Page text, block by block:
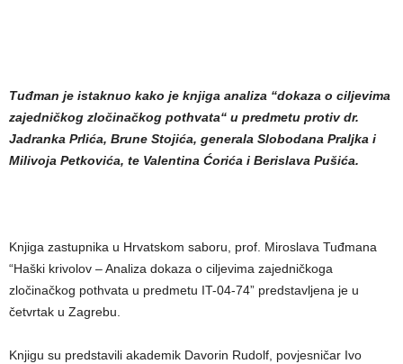
Tuđman je istaknuo kako je knjiga analiza “dokaza o ciljevima
zajedničkog zločinačkog pothvata“ u predmetu protiv dr.
Jadranka Prlića, Brune Stojića, generala Slobodana Praljka i
Milivoja Petkovića, te Valentina Ćorića i Berislava Pušića.
Knjiga zastupnika u Hrvatskom saboru, prof. Miroslava Tuđmana
“Haški krivolov – Analiza dokaza o ciljevima zajedničkoga
zločinačkog pothvata u predmetu IT-04-74” predstavljena je u
četvrtak u Zagrebu.
Knjigu su predstavili akademik Davorin Rudolf, povjesničar Ivo